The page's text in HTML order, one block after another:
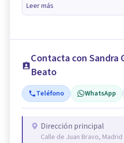
Leer más
Contacta con Sandra
Beato
Teléfono WhatsApp
Dirección principal
Calle de Juan Bravo, Madrid